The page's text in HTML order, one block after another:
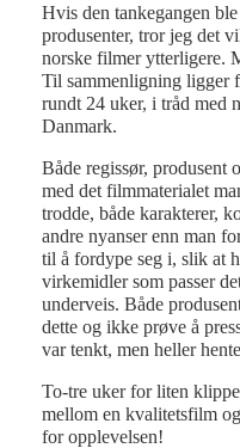
Hvis den tankegangen
produsenter, tror jeg det
norske filmer ytterligere.
Til sammenligning ligger
rundt 24 uker, i tråd med
Danmark.
Både regissør, produsent
med det filmmaterialet
trodde, både karakterer,
andre nyanser enn man
til å fordype seg i, slik at
virkemidler som passer
underveis. Både
dette og ikke prøve å
var tenkt, men heller
To-tre uker for liten
mellom en kvalitetsfilm
for opplevelsen!